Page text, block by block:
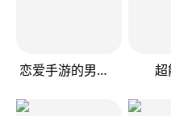
恋爱手游的男主都很危险 超